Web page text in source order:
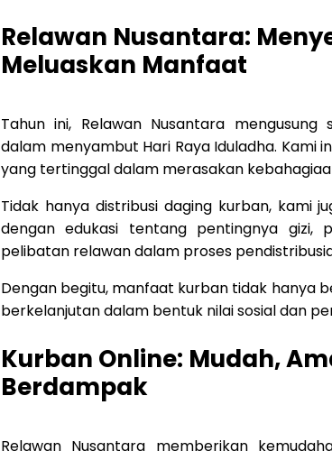
Relawan Nusantara:
Meluaskan Manfaat
Tahun ini, Relawan Nusantara mengusung
dalam menyambut Hari Raya Iduladha. Kami
yang tertinggal dalam merasakan
Tidak hanya distribusi daging kurban, kami
dengan edukasi tentang pentingnya gizi,
pelibatan relawan dalam proses
Dengan begitu, manfaat kurban tidak hanya
berkelanjutan dalam bentuk nilai sosial dan
Kurban Online: Mudah,
Berdampak
Relawan Nusantara memberikan